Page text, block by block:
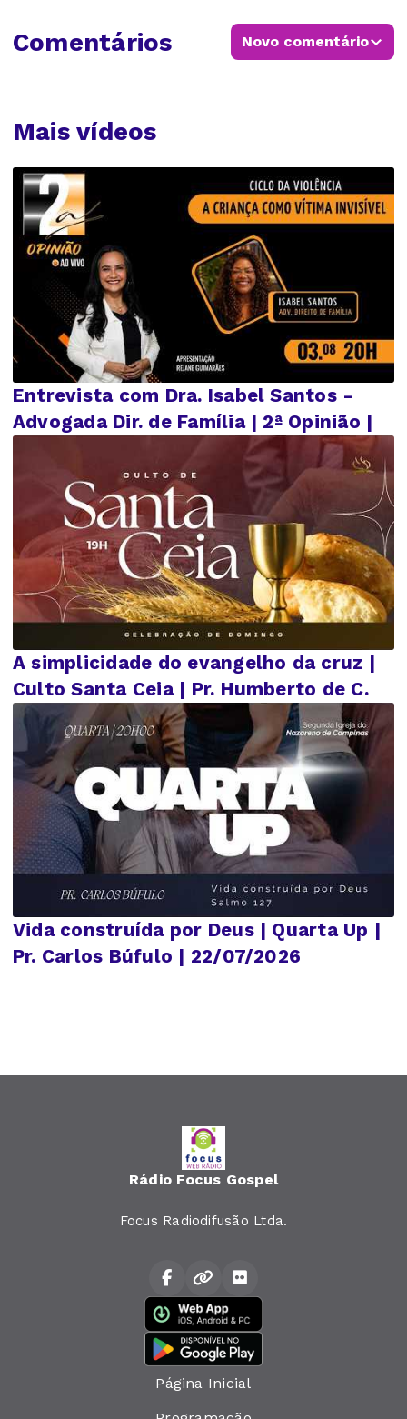
Mais vídeos
Entrevista com Dra. Isabel Santos -
Advogada Dir. de Família | 2ª Opinião |
A simplicidade do evangelho da cruz |
Culto Santa Ceia | Pr. Humberto de C.
Vida construída por Deus | Quarta Up |
Pr. Carlos Búfulo | 22/07/2026
Comentários Novo comentário
Rádio Focus Gospel
Focus Radiodifusão Ltda.
Página Inicial